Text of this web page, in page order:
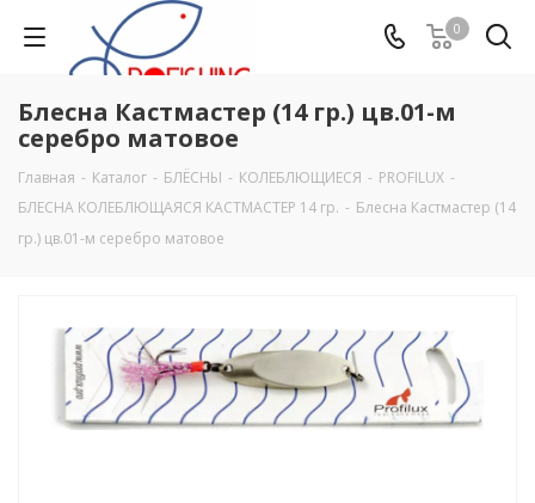
0
Блесна Кастмастер (14 гр.) цв.01-м
серебро матовое
Главная - Каталог - БЛЁСНЫ - КОЛЕБЛЮЩИЕСЯ - PROFILUX -
БЛЕСНА КОЛЕБЛЮЩАЯСЯ КАСТМАСТЕР 14 гр. - Блесна Кастмастер (14
гр.) цв.01-м серебро матовое